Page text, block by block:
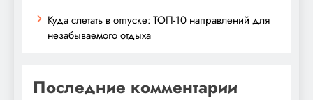
Куда слетать в отпуске: ТОП-10 направлений для
незабываемого отдыха
Последние комментарии